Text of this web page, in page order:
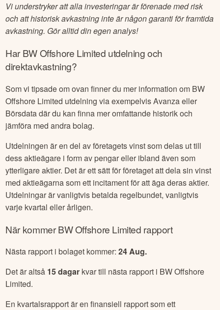
Vi understryker att alla investeringar är förenade med risk
och att historisk avkastning inte är någon garanti för framtida
avkastning. Gör alltid din egen analys!
HarBW Offshore Limited utdelning och
direktavkastning?
Som vi tipsade om ovan finner du mer information om BW
Offshore Limited utdelning via exempelvis Avanza eller
Börsdata där du kan finna mer omfattande historik och
jämföra med andra bolag.
Utdelningen är en del av företagets vinst som delas ut till
dess aktieägare i form av pengar eller ibland även som
ytterligare aktier. Det är ett sätt för företaget att dela sin vinst
med aktieägarna som ett incitament för att äga deras aktier.
Utdelningar är vanligtvis betalda regelbundet, vanligtvis
varje kvartal eller årligen.
När kommerBW Offshore Limited rapport
Nästa rapport i bolaget kommer:24 Aug.
Det är altså 15dagar kvar till nästa rapport i BW Offshore
Limited.
En kvartalsrapport är en finansiell rapport som ett